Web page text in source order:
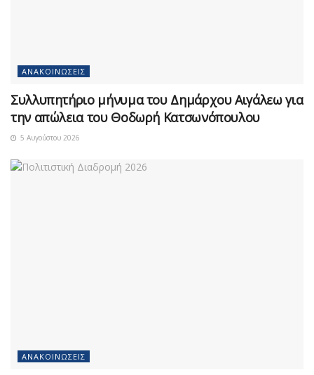
ΑΝΑΚΟΙΝΏΣΕΙΣ
Συλλυπητήριο μήνυμα του Δημάρχου Αιγάλεω για
την απώλεια του Θοδωρή Κατσωνόπουλου
5 Αυγούστου 2026
ΑΝΑΚΟΙΝΏΣΕΙΣ